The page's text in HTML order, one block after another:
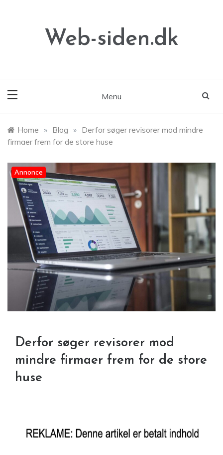
Web-siden.dk
Menu
Home » Blog » Derfor søger revisorer mod mindre
firmaer frem for de store huse
Annonce
Derfor søger revisorer mod
mindre firmaer frem for de store
huse